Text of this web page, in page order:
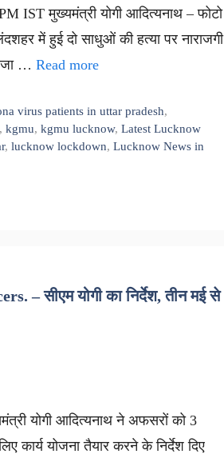
मुख्यमंत्री योगी आदित्यनाथ – फोटो
में हुई दो साधुओं की हत्या पर नाराजगी
… Read more
virus patients in uttar pradesh,
, kgmu, kgmu lucknow, Latest Lucknow
, lucknow lockdown, Lucknow News in
सीएम योगी का निर्देश, तीन मई से
योगी आदित्यनाथ ने अफसरों को 3
कार्य योजना तैयार करने के निर्देश दिए